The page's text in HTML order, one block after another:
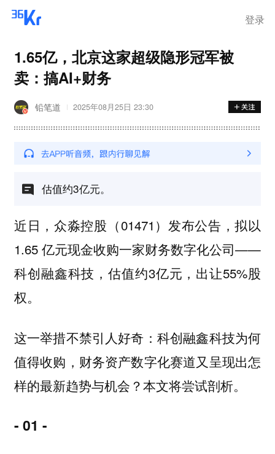
登录
1.65亿，北京这家超级隐形冠军被
卖：搞AI+财务
铅笔道 2025年08月25日 23:30
估值约3亿元。
近日，众淼控股（01471）发布公告，拟以
1.65 亿元现金收购一家财务数字化公司——
科创融鑫科技，估值约3亿元，出让55%股
权。
这一举措不禁引人好奇：科创融鑫科技为何
值得收购，财务资产数字化赛道又呈现出怎
样的最新趋势与机会？本文将尝试剖析。
- 01 -